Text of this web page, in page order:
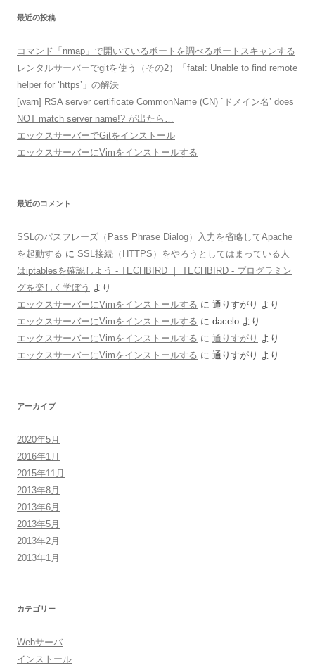
最近の投稿
コマンド「nmap」で開いているポートを調べるポートスキャンする
レンタルサーバーでgitを使う（その2）「fatal: Unable to find remote
helper for ‘https’」の解決
[warn] RSA server certificate CommonName (CN) `ドメイン名’ does
NOT match server name!? が出たら…
エックスサーバーでGitをインストール
エックスサーバーにVimをインストールする
最近のコメント
SSLのパスフレーズ（Pass Phrase Dialog）入力を省略してApache
を起動する に SSL接続（HTTPS）をやろうとしてはまっている人
はiptablesを確認しよう - TECHBIRD ｜ TECHBIRD - プログラミン
グを楽しく学ぼう より
エックスサーバーにVimをインストールする に 通りすがり より
エックスサーバーにVimをインストールする に dacelo より
エックスサーバーにVimをインストールする に 通りすがり より
エックスサーバーにVimをインストールする に 通りすがり より
アーカイブ
2020年5月
2016年1月
2015年11月
2013年8月
2013年6月
2013年5月
2013年2月
2013年1月
カテゴリー
Webサーバ
インストール